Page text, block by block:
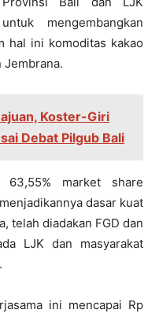
mengembangkan
hal ini komoditas kakao
Jembrana.
Koster-Giri
Debat Pilgub Bali
63,55% market share
dasar kuat
telah diadakan FGD dan
LJK dan masyarakat
ini mencapai Rp